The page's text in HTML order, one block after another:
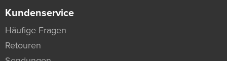
Kundenservice
Häufige Fragen
Retouren